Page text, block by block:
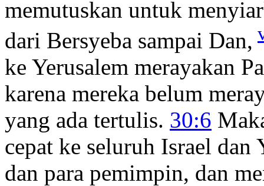
memutuskan untuk
dari Bersyeba sampai Dan,
ke Yerusalem merayakan
karena mereka belum
yang ada tertulis. 30:6
cepat ke seluruh Israel dan
dan para pemimpin, dan